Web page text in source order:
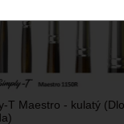
T Maestro - kulatý